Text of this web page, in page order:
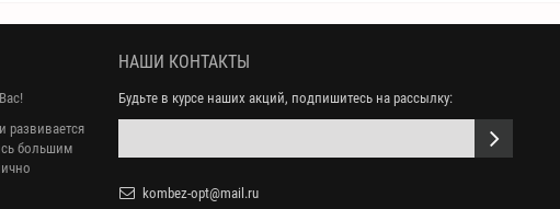
развивается
большим
НАШИ КОНТАКТЫ
Будьте в курсе наших акций, подпишитесь на рассылку:
kombez-opt@mail.ru